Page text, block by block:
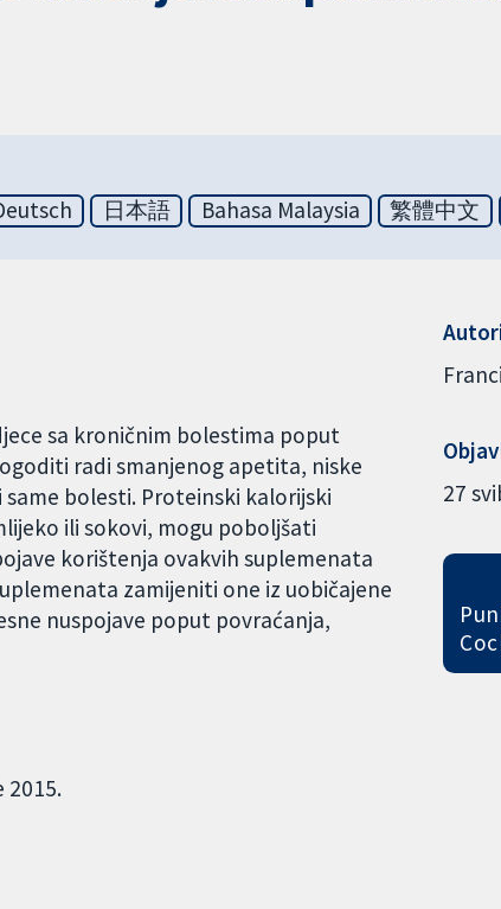
日本語 Bahasa Malaysia 繁體中文
sa kroničnim bolestima poput
radi smanjenog apetita, niske
bolesti. Proteinski kalorijski
ili sokovi, mogu poboljšati
korištenja ovakvih suplemenata
zamijeniti one iz uobičajene
nuspojave poput povraćanja,
2015.
27